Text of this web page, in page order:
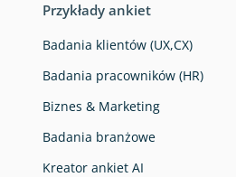
Przykłady ankiet
Badania klientów (UX,CX)
Badania pracowników (HR)
Biznes & Marketing
Badania branżowe
Kreator ankiet AI